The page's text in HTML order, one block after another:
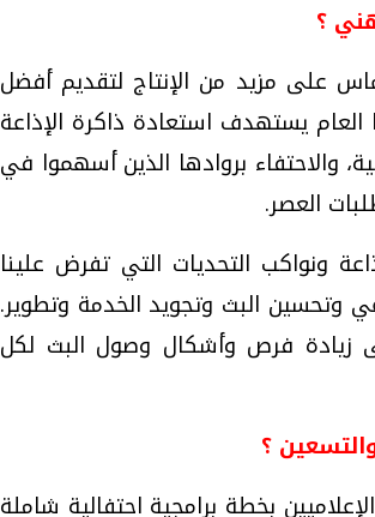
؟
على مزيد من الإنتاج لتقديم أفضل
يستهدف استعادة ذاكرة الإذاعة
والاحتفاء بروادها الذين أسهموا في
العصر.
ونواكب التحديات التي تفرض علينا
وتحسين البث وتجويد الخدمة وتطوير.
زيادة فرص وأشكال وصول البث لكل
؟
بخطة برامجية احتفالية شاملة